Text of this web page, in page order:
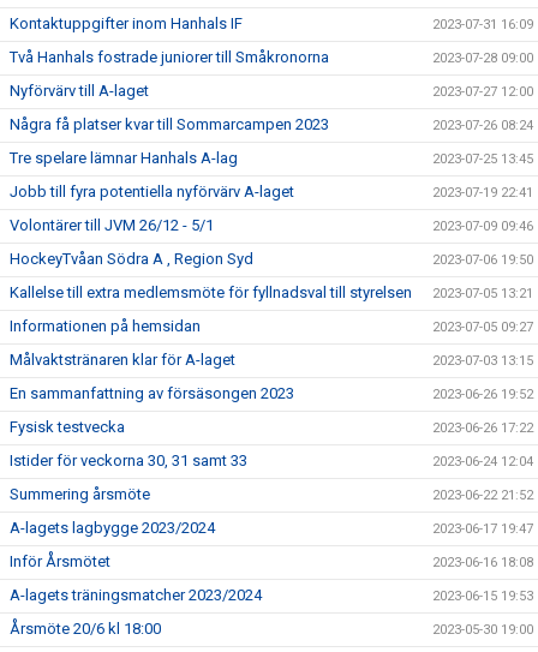
Kontaktuppgifter inom Hanhals IF 2023-07-31 16:09
Två Hanhals fostrade juniorer till Småkronorna 2023-07-28 09:00
Nyförvärv till A-laget 2023-07-27 12:00
Några få platser kvar till Sommarcampen 2023 2023-07-26 08:24
Tre spelare lämnar Hanhals A-lag 2023-07-25 13:45
Jobb till fyra potentiella nyförvärv A-laget 2023-07-19 22:41
Volontärer till JVM 26/12 - 5/1 2023-07-09 09:46
HockeyTvåan Södra A , Region Syd 2023-07-06 19:50
Kallelse till extra medlemsmöte för fyllnadsval till styrelsen 2023-07-05 13:21
Informationen på hemsidan 2023-07-05 09:27
Målvaktstränaren klar för A-laget 2023-07-03 13:15
En sammanfattning av försäsongen 2023 2023-06-26 19:52
Fysisk testvecka 2023-06-26 17:22
Istider för veckorna 30, 31 samt 33 2023-06-24 12:04
Summering årsmöte 2023-06-22 21:52
A-lagets lagbygge 2023/2024 2023-06-17 19:47
Inför Årsmötet 2023-06-16 18:08
A-lagets träningsmatcher 2023/2024 2023-06-15 19:53
Årsmöte 20/6 kl 18:00 2023-05-30 19:00